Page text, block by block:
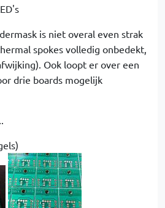
is niet overal even strak
spokes volledig onbedekt,
Ook loopt er over een
drie boards mogelijk